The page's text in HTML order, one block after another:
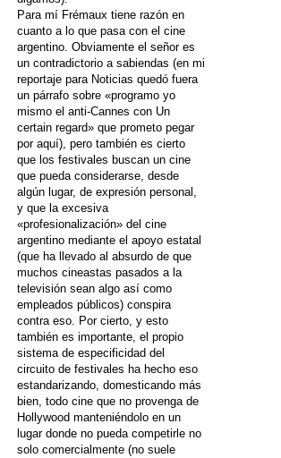
Para mí Frémaux tiene razón en
cuanto a lo que pasa con el cine
argentino. Obviamente el señor es
un contradictorio a sabiendas (en mi
reportaje para Noticias quedó fuera
un párrafo sobre «programo yo
mismo el anti-Cannes con Un
certain regard» que prometo pegar
por aquí), pero también es cierto
que los festivales buscan un cine
que pueda considerarse, desde
algún lugar, de expresión personal,
y que la excesiva
«profesionalización» del cine
argentino mediante el apoyo estatal
(que ha llevado al absurdo de que
muchos cineastas pasados a la
televisión sean algo así como
empleados públicos) conspira
contra eso. Por cierto, y esto
también es importante, el propio
sistema de especificidad del
circuito de festivales ha hecho eso
estandarizando, domesticando más
bien, todo cine que no provenga de
Hollywood manteniéndolo en un
lugar donde no pueda competirle no
solo comercialmente (no suele